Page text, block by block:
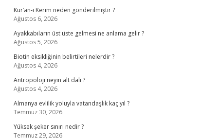
Kur’an-ı Kerim neden gönderilmiştir ?
Ağustos 6, 2026
Ayakkabıların üst üste gelmesi ne anlama gelir ?
Ağustos 5, 2026
Biotin eksikliğinin belirtileri nelerdir ?
Ağustos 4, 2026
Antropoloji neyin alt dalı ?
Ağustos 4, 2026
Almanya evlilik yoluyla vatandaşlık kaç yıl ?
Temmuz 30, 2026
Yüksek şeker sınırı nedir ?
Temmuz 29, 2026